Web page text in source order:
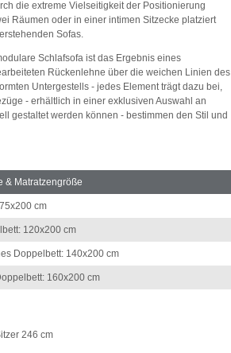
die extreme Vielseitigkeit der Positionierung
Räumen oder in einer intimen Sitzecke platziert
Sofas.
Schlafsofa ist das Ergebnis eines
Rückenlehne über die weichen Linien des
Untergestells - jedes Element trägt dazu bei,
- erhältlich in einer exklusiven Auswahl an
gestaltet werden können - bestimmen den Stil und
& Matratzengröße
cm
120x200 cm
Doppelbett: 140x200 cm
160x200 cm
246 cm